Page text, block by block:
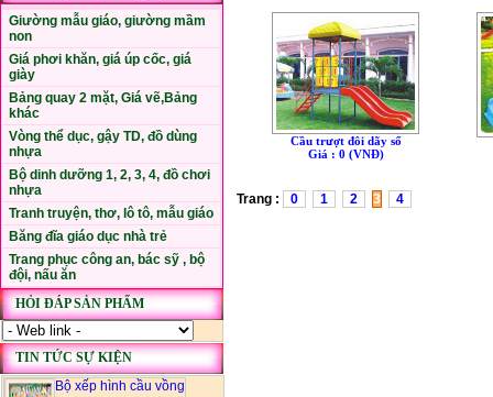
Giường mẫu giáo, giường mầm
non
Giá phơi khăn, giá úp cốc, giá
giày
Bảng quay 2 mặt, Giá vẽ,Bảng
khác
Vòng thể dục, gậy TD, đồ dùng
nhựa
Bộ dinh dưỡng 1, 2, 3, 4, đồ chơi
nhựa
Tranh truyện, thơ, lô tô, mẫu giáo
Băng đĩa giáo dục nhà trẻ
Trang phục công an, bác sỹ , bộ
đội, nấu ăn
HỎI ĐÁP SẢN PHẨM
TIN TỨC SỰ KIỆN
Bộ xếp hình cầu vồng
Cầu trượt đôi dãy số
Giá : 0 (VNÐ)
Trang : 0 1 2 3 4